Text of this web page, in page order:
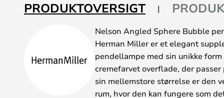
PRODUKTOVERSIGT
Nelson Angled Sphere Bubble
Herman Miller er et elegant
pendellampe med sin unikke
cremefarvet overflade, der
sin mellemstore størrelse er den
rum, hvor den kan fungere som